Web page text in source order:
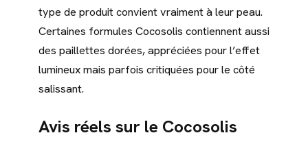
type de produit convient vraiment à leur peau.
Certaines formules Cocosolis contiennent aussi
des paillettes dorées, appréciées pour l’effet
lumineux mais parfois critiquées pour le côté
salissant.
Avis réels sur le Cocosolis